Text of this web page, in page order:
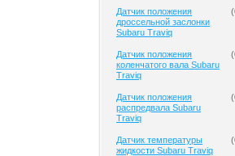
Датчик положения
дроссельной заслонки
Subaru Traviq
(
Датчик положения
коленчатого вала Subaru
Traviq
(
Датчик положения
распредвала Subaru
Traviq
(
Датчик температуры
жидкости Subaru Traviq
(